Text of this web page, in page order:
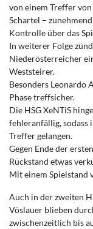
von einem Treffer von
Schartel –
Kontrolle über das
In weiterer Folge
Niederösterreicher
Weststeirer.
Besonders Leonardo
Phase treffsicher.
Die HSG XeNTiS
fehleranfällig, sodass
Treffer gelangen.
Gegen Ende der
Rückstand etwas
Mit einem Spielstand
Auch in der zweiten
Vöslauer blieben
zwischenzeitlich bis